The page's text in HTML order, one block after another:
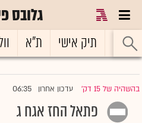
גלובס
ראשי תיק אישי ת"א
בהשהיה של 15 דק' |עדכון אחרון 06:35
פתאל החז אגח ג